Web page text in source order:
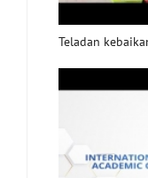
Teladan